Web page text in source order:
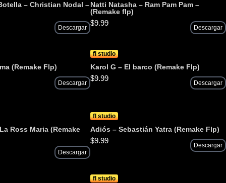
– Christian Nodal –
Descargar
Natti Natasha – Ram Pam Pam –
(Remake flp)
$9.99
Descargar
(Remake Flp)
Descargar
fl studio
Karol G – El barco (Remake Flp)
$9.99
Descargar
Ross Maria (Remake
Descargar
fl studio
Adiós – Sebastián Yatra (Remake Flp)
$9.99
Descargar
fl studio